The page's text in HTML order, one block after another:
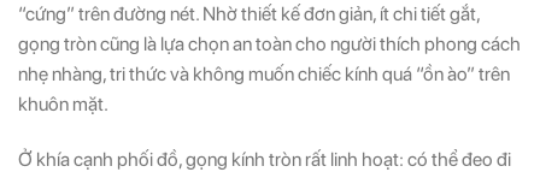
“cứng” trên đường nét. Nhờ thiết kế đơn giản, ít chi tiết gắt,
gọng tròn cũng là lựa chọn an toàn cho người thích phong cách
nhẹ nhàng, tri thức và không muốn chiếc kính quá “ồn ào” trên
khuôn mặt.
Ở khía cạnh phối đồ, gọng kính tròn rất linh hoạt: có thể đeo đi